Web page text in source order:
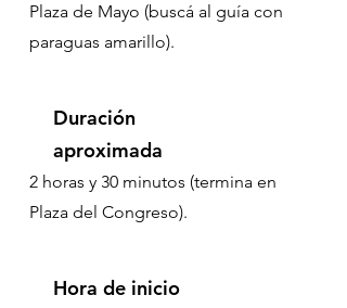
Plaza de Mayo (buscá al guía con
paraguas amarillo).
Duración
aproximada
2 horas y 30 minutos (termina en
Plaza del Congreso).
Hora de inicio